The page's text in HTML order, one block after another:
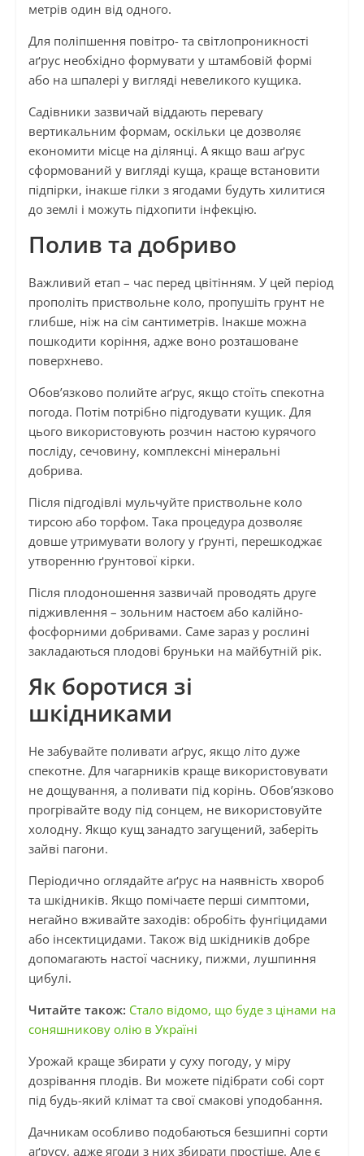
метрів один від одного.
Для поліпшення повітро- та світлопроникності
аґрус необхідно формувати у штамбовій формі
або на шпалері у вигляді невеликого кущика.
Садівники зазвичай віддають перевагу
вертикальним формам, оскільки це дозволяє
економити місце на ділянці. А якщо ваш аґрус
сформований у вигляді куща, краще встановити
підпірки, інакше гілки з ягодами будуть хилитися
до землі і можуть підхопити інфекцію.
Полив та добриво
Важливий етап – час перед цвітінням. У цей період
прополіть приствольне коло, пропушіть грунт не
глибше, ніж на сім сантиметрів. Інакше можна
пошкодити коріння, адже воно розташоване
поверхнево.
Обов’язково полийте аґрус, якщо стоїть спекотна
погода. Потім потрібно підгодувати кущик. Для
цього використовують розчин настою курячого
посліду, сечовину, комплексні мінеральні
добрива.
Після підгодівлі мульчуйте приствольне коло
тирсою або торфом. Така процедура дозволяє
довше утримувати вологу у ґрунті, перешкоджає
утворенню ґрунтової кірки.
Після плодоношення зазвичай проводять друге
підживлення – зольним настоєм або калійно-
фосфорними добривами. Саме зараз у рослині
закладаються плодові бруньки на майбутній рік.
Як боротися зі
шкідниками
Не забувайте поливати аґрус, якщо літо дуже
спекотне. Для чагарників краще використовувати
не дощування, а поливати під корінь. Обов’язково
прогрівайте воду під сонцем, не використовуйте
холодну. Якщо кущ занадто загущений, заберіть
зайві пагони.
Періодично оглядайте аґрус на наявність хвороб
та шкідників. Якщо помічаєте перші симптоми,
негайно вживайте заходів: обробіть фунгіцидами
або інсектицидами. Також від шкідників добре
допомагають настої часнику, пижми, лушпиння
цибулі.
Читайте також: Стало відомо, що буде з цінами на
соняшникову олію в Україні
Урожай краще збирати у суху погоду, у міру
дозрівання плодів. Ви можете підібрати собі сорт
під будь-який клімат та свої смакові уподобання.
Дачникам особливо подобаються безшипні сорти
аґрусу, адже ягоди з них збирати простіше. Але є